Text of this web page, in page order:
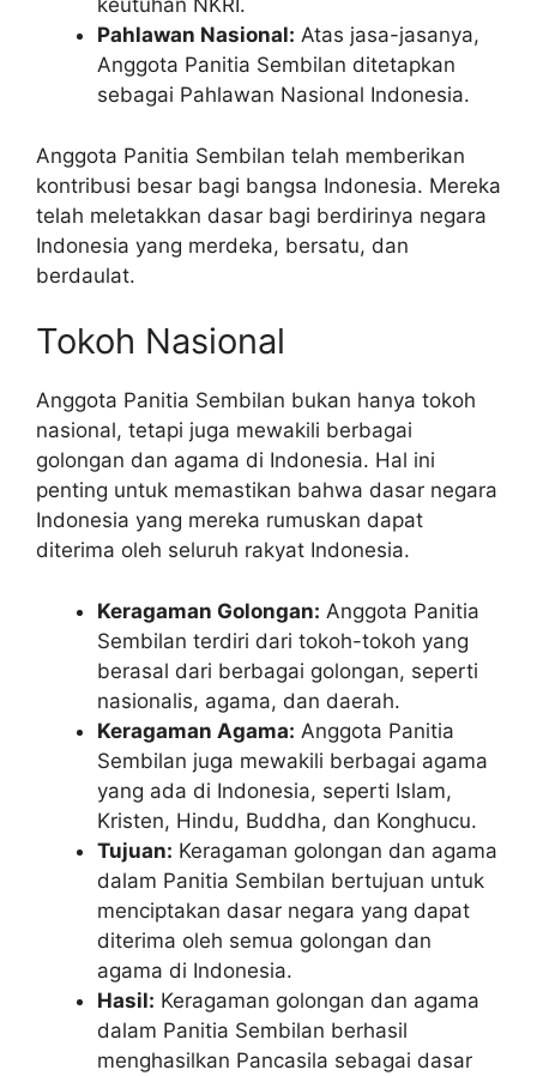
keutuhan NKRI.
Pahlawan Nasional: Atas jasa-jasanya,
Anggota Panitia Sembilan ditetapkan
sebagai Pahlawan Nasional Indonesia.
Anggota Panitia Sembilan telah memberikan
kontribusi besar bagi bangsa Indonesia. Mereka
telah meletakkan dasar bagi berdirinya negara
Indonesia yang merdeka, bersatu, dan
berdaulat.
Tokoh Nasional
Anggota Panitia Sembilan bukan hanya tokoh
nasional, tetapi juga mewakili berbagai
golongan dan agama di Indonesia. Hal ini
penting untuk memastikan bahwa dasar negara
Indonesia yang mereka rumuskan dapat
diterima oleh seluruh rakyat Indonesia.
Keragaman Golongan: Anggota Panitia
Sembilan terdiri dari tokoh-tokoh yang
berasal dari berbagai golongan, seperti
nasionalis, agama, dan daerah.
Keragaman Agama: Anggota Panitia
Sembilan juga mewakili berbagai agama
yang ada di Indonesia, seperti Islam,
Kristen, Hindu, Buddha, dan Konghucu.
Tujuan: Keragaman golongan dan agama
dalam Panitia Sembilan bertujuan untuk
menciptakan dasar negara yang dapat
diterima oleh semua golongan dan
agama di Indonesia.
Hasil: Keragaman golongan dan agama
dalam Panitia Sembilan berhasil
menghasilkan Pancasila sebagai dasar